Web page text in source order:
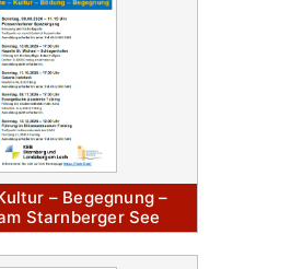
– Begegnung –
Starnberger See